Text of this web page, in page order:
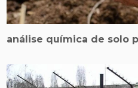
análise química de solo